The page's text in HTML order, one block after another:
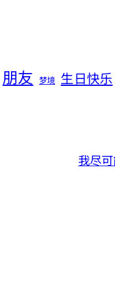
朋友 梦境 生日快乐
我尽